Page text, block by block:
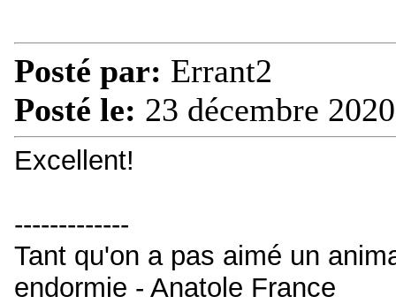
Posté par: Errant2
Posté le: 23 décembre
Excellent!
-------------
Tant qu'on a pas aimé un
endormie - Anatole France